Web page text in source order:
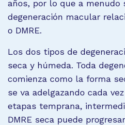
años, por lo que a menudo
degeneración macular
o DMRE.
Los dos tipos de
seca y húmeda. Toda
comienza como la forma
se va adelgazando cada
etapas temprana,
DMRE seca puede